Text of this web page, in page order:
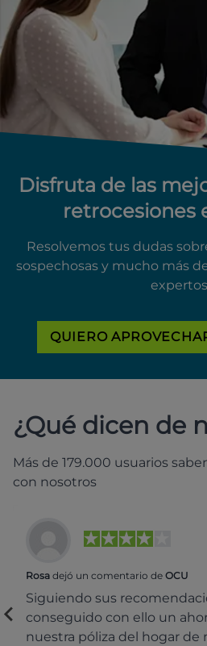
Disfruta de las
retrocesiones
Resolvemos tus dudas
sospechosas y mucho más
QUIERO
¿Qué dicen de
Más de 179.000 usuarios
con nosotros
Rosa dejó un comentario de OCU
Siguiendo sus
conseguido con ello un
nuestra póliza del hogar de